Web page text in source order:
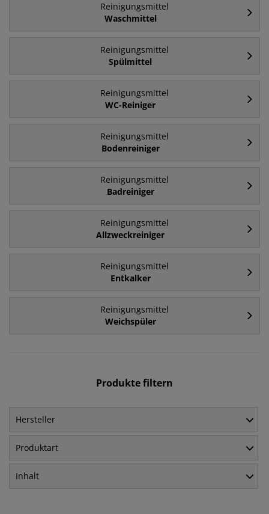
Reinigungsmittel
Waschmittel
Reinigungsmittel
Spülmittel
Reinigungsmittel
WC-Reiniger
Reinigungsmittel
Bodenreiniger
Reinigungsmittel
Badreiniger
Reinigungsmittel
Allzweckreiniger
Reinigungsmittel
Entkalker
Reinigungsmittel
Weichspüler
Produkte filtern
Hersteller
Produktart
Inhalt